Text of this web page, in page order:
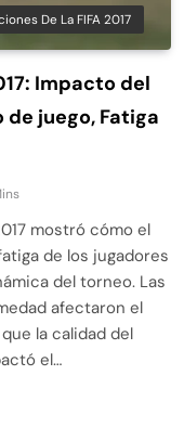
De La FIFA 2017
Impacto del
juego, Fatiga
mostró cómo el
de los jugadores
del torneo. Las
afectaron el
la calidad del
el…